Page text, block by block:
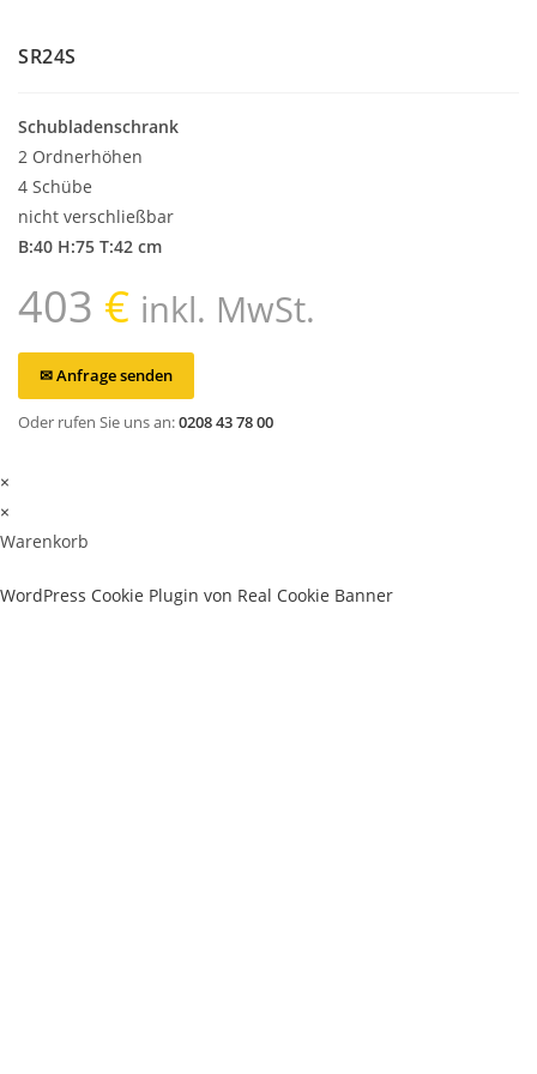
SR24S
Schubladenschrank
2 Ordnerhöhen
4 Schübe
nicht verschließbar
B:40 H:75 T:42 cm
403 € inkl. MwSt.
✉ Anfrage senden
Oder rufen Sie uns an:0208 43 78 00
×
×
Warenkorb
WordPress Cookie Plugin von Real Cookie Banner